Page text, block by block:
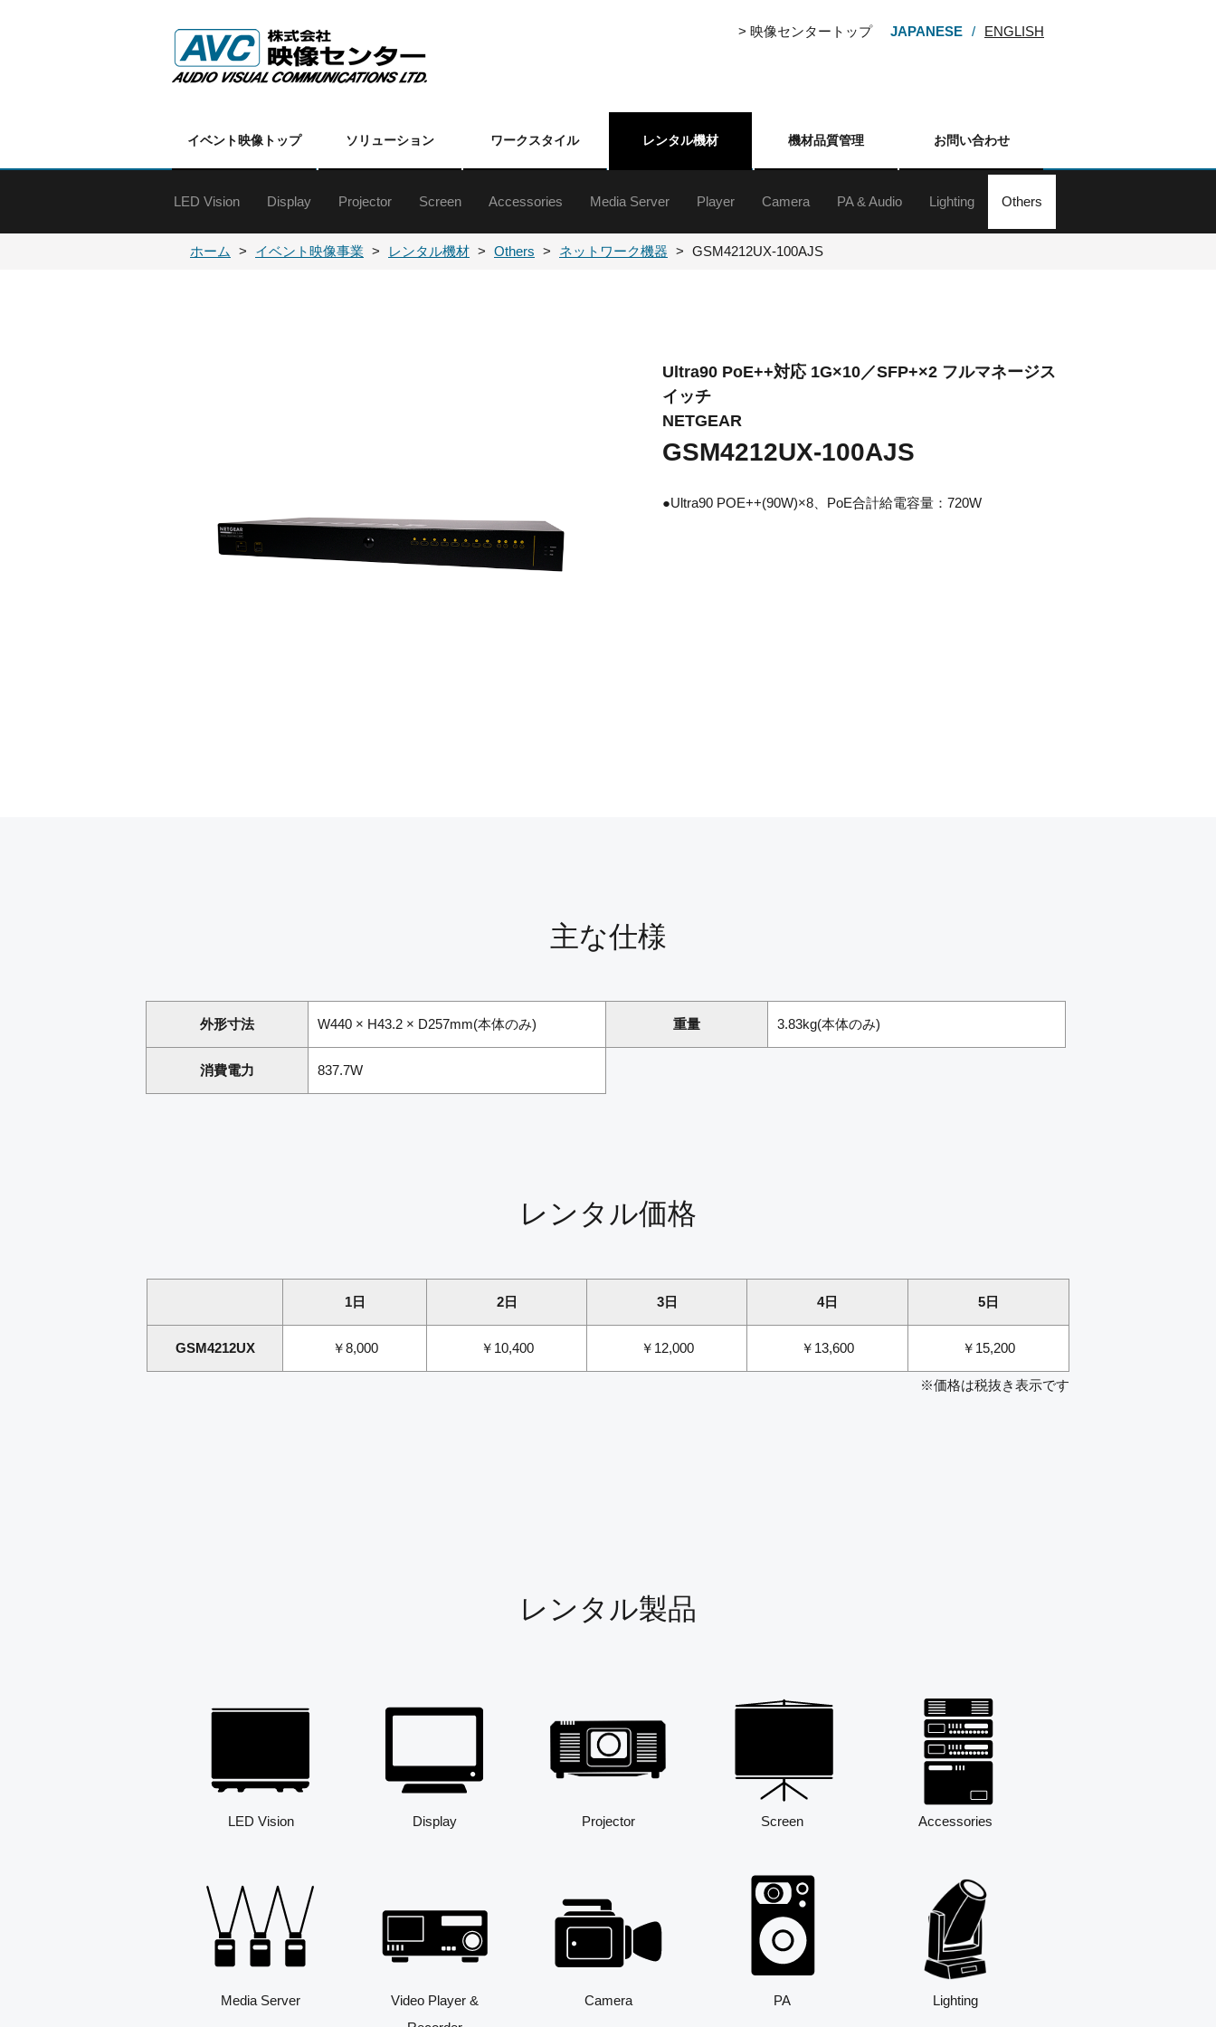
> 映像センタートップ JAPANESE ENGLISH
イベント映像トップ ソリューション ワークスタイル レンタル機材 機材品質管理 お問い合わせ
LED Vision Display
特殊ディスプレイ
60インチ以上
50インチクラス
40インチクラス
30インチクラス
20インチクラス
19インチ以下
オプション
各種金具
Projector
DLPプロジェクター5000lm以上
DLPプロジェクター5000lm未満
LCDプロジェクター5000lm以上
LCDプロジェクター5000lm未満
各種プロジェクター台
プロジェクターレンズ
Screen
自立・組立式スクリーン(16:9)
自立・組立式スクリーン(4:3)
三脚式／フロアタイプ／吊下げ／壁掛けスクリーン
Accessories
Event Master Series
プレゼンテーションスイッチャー
ライブスイッチャー
各種セレクター
フォーマットコンバーター
ストリーミングアクセサリー
分配器
伝送機器
その他周辺（映像）
Media Server Player
ハードディスク
メディアプレーヤー
XDCAM・HDCAM・HDV
DVCAM・ベータカム
ブルーレイ
DVD
Camera
業務用カメラ
民生用カメラ
書画カメラ
その他カメラ
カメラレンズ
カメラアクセサリー
PA & Audio
d&b audiotechnik Sound System
ラインアレイスピーカー
スピーカー
サブウーファー
スピーカースタンド
Digital Mixing System
ミキサー
アンプ
マイクロフォン
マイクスタンド
ワイヤレスシステム
インイヤーモニターシステム
各種デッキ
その他周辺（オーディオ）
Lighting Others
ネットワーク機器
プレゼンテーションサポート機器
ホーム
イベント映像事業 レンタル機材 Others ネットワーク機器 GSM4212UX-100AJS
Ultra90 PoE++対応 1G×10／SFP+×2 フルマネージス
イッチ
NETGEAR
GSM4212UX-100AJS
●Ultra90 POE++(90W)×8、PoE合計給電容量：720W
主な仕様
外形寸法 W440 × H43.2 × D257mm(本体のみ) 重量 3.83kg(本体のみ)
消費電力 837.7W
レンタル価格
1日 2日 3日 4日 5日
GSM4212UX ￥8,000 ￥10,400 ￥12,000 ￥13,600 ￥15,200
※価格は税抜き表示です
レンタル製品
LED Vision Display Projector Screen Accessories
Media Server
Video Player &
Camera PA Lighting